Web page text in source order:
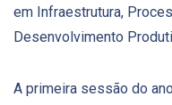
em Infraestrutura,
Desenvolvimento
A primeira sessão do